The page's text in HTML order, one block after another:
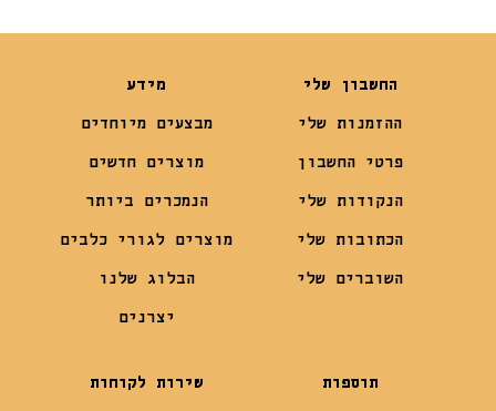
החשבון שלי
ההזמנות שלי
פרטי החשבון
הנקודות שלי
הכתובות שלי
השוברים שלי
מידע
מבצעים מיוחדים
מוצרים חדשים
הנמכרים ביותר
מוצרים לגורי כלבים
הבלוג שלנו
יצרנים
תוספות שירות לקוחות